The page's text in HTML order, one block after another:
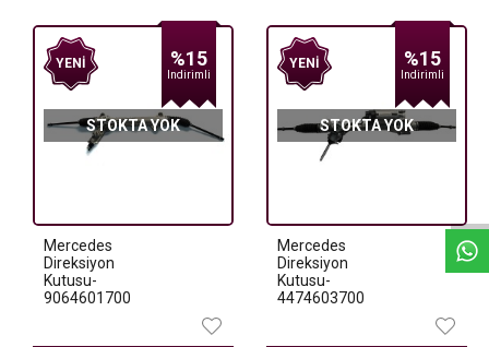
%15
Indirimli
YENI
STOKTA YOK
Mercedes
Direksiyon
Kutusu-
9064601700
%15
Indirimli
YENI
STOKTA YOK
Mercedes
Direksiyon
Kutusu-
4474603700